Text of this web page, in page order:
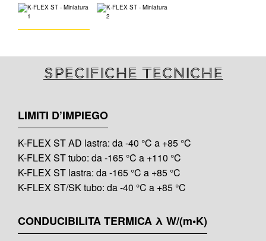
Specifiche tecniche
LIMITI D’IMPIEGO
K-FLEX ST AD lastra: da -40 °C a +85 °C
K-FLEX ST tubo: da -165 °C a +110 °C
K-FLEX ST lastra: da -165 °C a +85 °C
K-FLEX ST/SK tubo: da -40 °C a +85 °C
CONDUCIBILITA TERMICA λ W/(m•K)